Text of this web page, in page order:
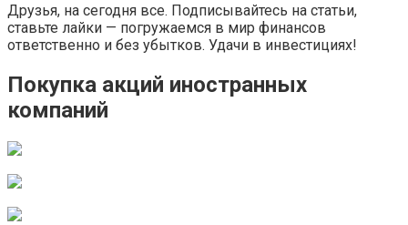
Друзья, на сегодня все. Подписывайтесь на статьи,
ставьте лайки — погружаемся в мир финансов
ответственно и без убытков. Удачи в инвестициях!
Покупка акций иностранных
компаний